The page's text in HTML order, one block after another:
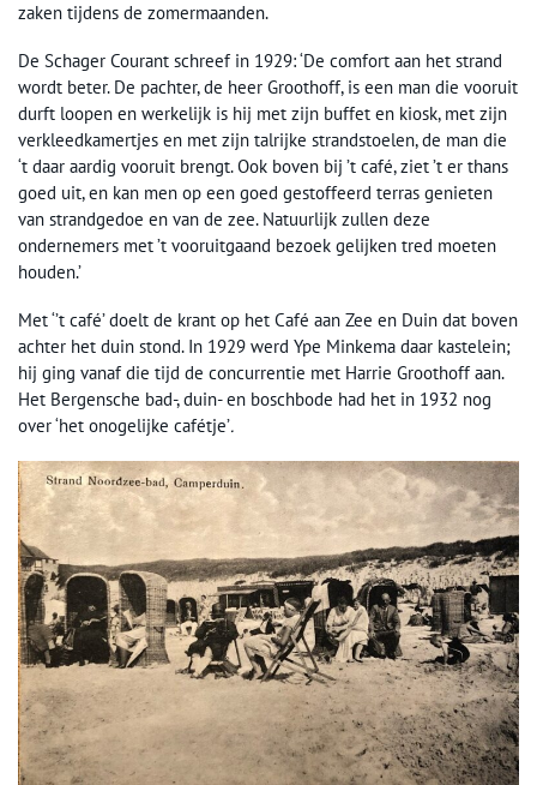
zaken tijdens de zomermaanden.
De Schager Courant schreef in 1929: ‘De comfort aan het strand
wordt beter. De pachter, de heer Groothoff, is een man die vooruit
durft loopen en werkelijk is hij met zijn buffet en kiosk, met zijn
verkleedkamertjes en met zijn talrijke strandstoelen, de man die
‘t daar aardig vooruit brengt. Ook boven bij ’t café, ziet ’t er thans
goed uit, en kan men op een goed gestoffeerd terras genieten
van strandgedoe en van de zee. Natuurlijk zullen deze
ondernemers met ’t vooruitgaand bezoek gelijken tred moeten
houden.’
Met ‘’t café’ doelt de krant op het Café aan Zee en Duin dat boven
achter het duin stond. In 1929 werd Ype Minkema daar kastelein;
hij ging vanaf die tijd de concurrentie met Harrie Groothoff aan.
Het Bergensche bad-, duin- en boschbode had het in 1932 nog
over ‘het onogelijke cafétje’.